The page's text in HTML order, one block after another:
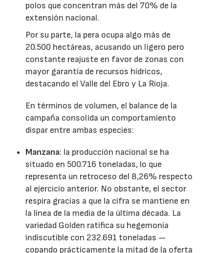
polos que concentran más del 70% de la
extensión nacional.
Por su parte, la pera ocupa algo más de
20.500 hectáreas, acusando un ligero pero
constante reajuste en favor de zonas con
mayor garantía de recursos hídricos,
destacando el Valle del Ebro y La Rioja.
En términos de volumen, el balance de la
campaña consolida un comportamiento
dispar entre ambas especies:
Manzana: la producción nacional se ha
situado en 500.716 toneladas, lo que
representa un retroceso del 8,26% respecto
al ejercicio anterior. No obstante, el sector
respira gracias a que la cifra se mantiene en
la línea de la media de la última década. La
variedad Golden ratifica su hegemonía
indiscutible con 232.691 toneladas —
copando prácticamente la mitad de la oferta